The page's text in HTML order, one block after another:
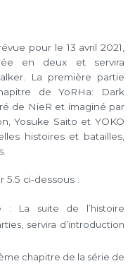
pour le 13 avril 2021,
en deux et servira
La première partie
de YoRHa: Dark
de NieR et imaginé par
Yosuke Saito et YOKO
histoires et batailles,
5.5 ci-dessous :
: La suite de l’histoire
servira d’introduction
chapitre de la série de